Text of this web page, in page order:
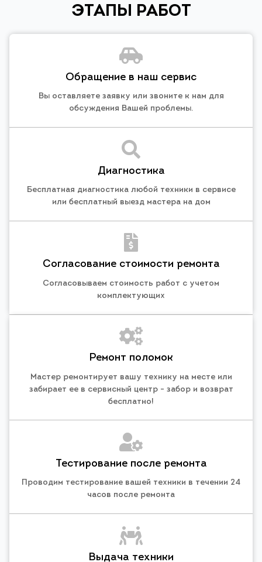
ЭТАПЫ РАБОТ
Обращение в наш сервис
Вы оставляете заявку или звоните к нам для
обсуждения Вашей проблемы.
Диагностика
Бесплатная диагностика любой техники в сервисе
или бесплатный выезд мастера на дом
Согласование стоимости ремонта
Согласовываем стоимость работ с учетом
комплектующих
Ремонт поломок
Мастер ремонтирует вашу технику на месте или
забирает ее в сервисный центр - забор и возврат
бесплатно!
Тестирование после ремонта
Проводим тестирование вашей техники в течении 24
часов после ремонта
Выдача техники